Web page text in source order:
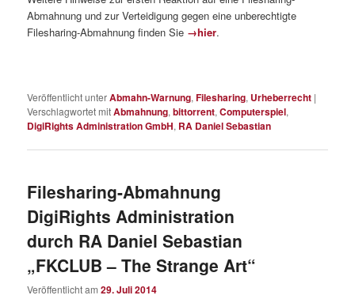
Abmahnung und zur Verteidigung gegen eine unberechtigte
Filesharing-Abmahnung finden Sie →hier.
Veröffentlicht unterAbmahn-Warnung,Filesharing, Urheberrecht |
Verschlagwortet mitAbmahnung,bittorrent,Computerspiel,
DigiRights Administration GmbH, RA Daniel Sebastian
Filesharing-Abmahnung
DigiRights Administration
durch RA Daniel Sebastian
„FKCLUB – The Strange Art“
Veröffentlicht am29. Juli 2014